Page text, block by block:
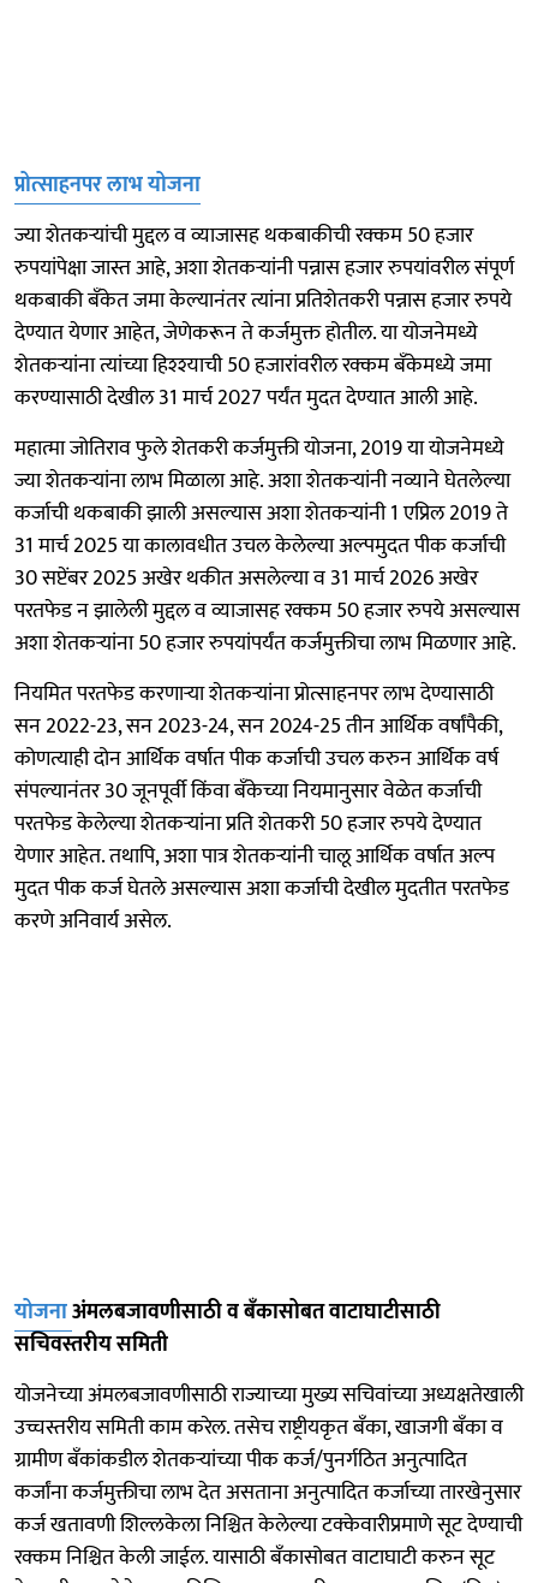
प्रोत्साहनपर लाभ योजना
ज्या शेतकर्‍यांची मुद्दल व व्याजासह थकबाकीची रक्कम 50 हजार
रुपयांपेक्षा जास्त आहे, अशा शेतकर्‍यांनी पन्नास हजार रुपयांवरील संपूर्ण
थकबाकी बँकेत जमा केल्यानंतर त्यांना प्रतिशेतकरी पन्नास हजार रुपये
देण्यात येणार आहेत, जेणेकरून ते कर्जमुक्त होतील. या योजनेमध्ये
शेतकर्‍यांना त्यांच्या हिश्श्याची 50 हजारांवरील रक्कम बँकेमध्ये जमा
करण्यासाठी देखील 31 मार्च 2027 पर्यंत मुदत देण्यात आली आहे.
महात्मा जोतिराव फुले शेतकरी कर्जमुक्ती योजना, 2019 या योजनेमध्ये
ज्या शेतकर्‍यांना लाभ मिळाला आहे. अशा शेतकर्‍यांनी नव्याने घेतलेल्या
कर्जाची थकबाकी झाली असल्यास अशा शेतकर्‍यांनी 1 एप्रिल 2019 ते
31 मार्च 2025 या कालावधीत उचल केलेल्या अल्पमुदत पीक कर्जाची
30 सप्टेंबर 2025 अखेर थकीत असलेल्या व 31 मार्च 2026 अखेर
परतफेड न झालेली मुद्दल व व्याजासह रक्कम 50 हजार रुपये असल्यास
अशा शेतकर्‍यांना 50 हजार रुपयांपर्यंत कर्जमुक्तीचा लाभ मिळणार आहे.
नियमित परतफेड करणार्‍या शेतकर्‍यांना प्रोत्साहनपर लाभ देण्यासाठी
सन 2022-23, सन 2023-24, सन 2024-25 तीन आर्थिक वर्षांपैकी,
कोणत्याही दोन आर्थिक वर्षात पीक कर्जाची उचल करुन आर्थिक वर्ष
संपल्यानंतर 30 जूनपूर्वी किंवा बँकेच्या नियमानुसार वेळेत कर्जाची
परतफेड केलेल्या शेतकर्‍यांना प्रति शेतकरी 50 हजार रुपये देण्यात
येणार आहेत. तथापि, अशा पात्र शेतकर्‍यांनी चालू आर्थिक वर्षात अल्प
मुदत पीक कर्ज घेतले असल्यास अशा कर्जाची देखील मुदतीत परतफेड
करणे अनिवार्य असेल.
योजनाअंमलबजावणीसाठी व बँकासोबत वाटाघाटीसाठी
सचिवस्तरीय समिती
योजनेच्या अंमलबजावणीसाठी राज्याच्या मुख्य सचिवांच्या अध्यक्षतेखाली
उच्चस्तरीय समिती काम करेल. तसेच राष्ट्रीयकृत बँका, खाजगी बँका व
ग्रामीण बँकांकडील शेतकर्‍यांच्या पीक कर्ज/पुनर्गठित अनुत्पादित
कर्जांना कर्जमुक्तीचा लाभ देत असताना अनुत्पादित कर्जाच्या तारखेनुसार
कर्ज खतावणी शिल्लकेला निश्चित केलेल्या टक्केवारीप्रमाणे सूट देण्याची
रक्कम निश्चित केली जाईल. यासाठी बँकासोबत वाटाघाटी करुन सूट